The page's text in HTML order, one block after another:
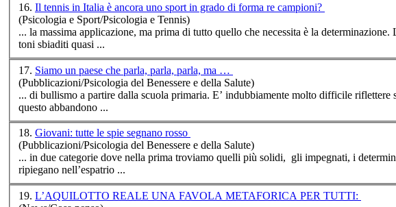
16. Il tennis in Italia è ancora uno sport in grado di forma re campioni?
(Psicologia e Sport/Psicologia e Tennis)
... la massima applicazione, ma prima di tutto quello che necessita è la determinazione. L’attuale tendenza psicologica, in termini di impegno, sacrifici, rinunce e determinazione, assume
toni sbiaditi quasi ...
17. Siamo un paese che parla, parla, parla, ma …
(Pubblicazioni/Psicologia del Benessere e della Salute)
... di bullismo a partire dalla scuola primaria. E’ indubbiamente molto difficile riflettere su questo fenomeno sociale in espansione, in quanto è abbastanza da vergognarsi in massa per
questo abbandono ...
18. Giovani: tutte le spie segnano rosso
(Pubblicazioni/Psicologia del Benessere e della Salute)
... in due categorie dove nella prima troviamo quelli più solidi, gli impegnati, i
ripiegano nell’espatrio ...
19.
L’AQUILOTTO REALE UNA FAVOLA METAFORICA PER TUTTI: